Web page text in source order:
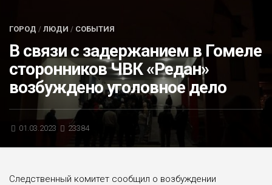
АФИША
ГОРОД / ЛЮДИ / СОБЫТИЯ
В связи с задержанием в Гомеле
сторонников ЧВК «Редан»
возбуждено уголовное дело
01.03.2023 23384
Следственный комитет сообщил о возбуждении